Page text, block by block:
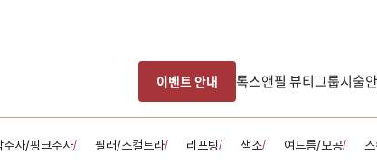
이벤트 안내 톡스앤필 뷰티그룹시술
주사/핑크주사/ 필러/스컬트라/ 리프팅/ 색소/ 여드름/모공/